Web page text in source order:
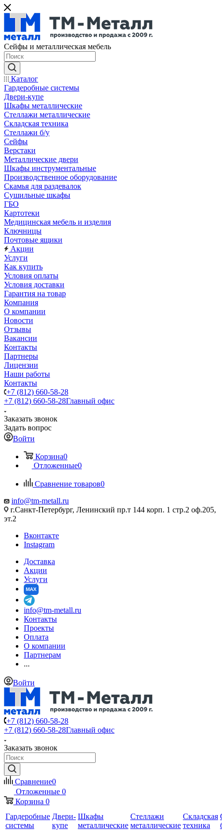
Сейфы и металлическая мебель
Каталог
Гардеробные системы
Двери-купе
Шкафы металлические
Стеллажи металлические
Складская техника
Стеллажи б/у
Сейфы
Верстаки
Металлические двери
Шкафы инструментальные
Производственное оборудование
Скамья для раздевалок
Сушильные шкафы
ГБО
Картотеки
Медицинская мебель и изделия
Ключницы
Почтовые ящики
Акции
Услуги
Как купить
Условия оплаты
Условия доставки
Гарантия на товар
Компания
О компании
Новости
Отзывы
Вакансии
Контакты
Партнеры
Лицензии
Наши работы
Контакты
+7 (812) 660-58-28
+7 (812) 660-58-28Главный офис
Заказать звонок
Задать вопрос
Войти
Корзина0
Отложенные0
Сравнение товаров0
info@tm-metall.ru
г.Санкт-Петербург, Ленинский пр.т 144 корп. 1 стр.2 оф.205,
эт.2
Вконтакте
Instagram
Доставка
Акции
Услуги
MAX
info@tm-metall.ru
Контакты
Проекты
Оплата
О компании
Партнерам
...
Войти
+7 (812) 660-58-28
+7 (812) 660-58-28Главный офис
Заказать звонок
Сравнение0
Отложенные 0
Корзина 0
Гардеробные
системы
Двери-
купе
Шкафы
металлические
Стеллажи
металлические
Складская
техника